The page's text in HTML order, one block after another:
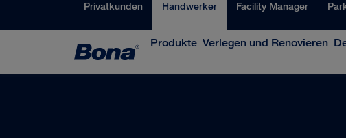
Privatkunden Handwerker Facility Manager
Produkte Verlegen und Renovieren